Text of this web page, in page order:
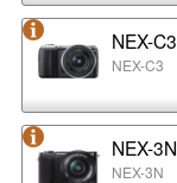
NEX-C3
NEX-C3
NEX-3N
NEX-3N